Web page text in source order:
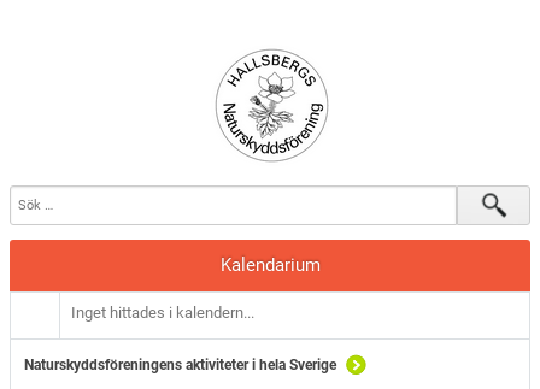
Kalendarium
Inget hittades i kalendern...
Naturskyddsföreningens aktiviteter i hela Sverige